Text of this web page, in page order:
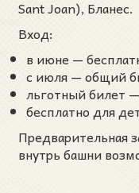
Sant Joan), Бланес.
Вход:
в июне —
с июля — общий
льготный билет
бесплатно для
Предварительная
внутрь башни